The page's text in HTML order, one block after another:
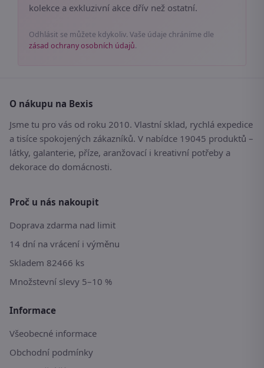
kolekce a exkluzivní akce dřív než ostatní.
Odhlásit se můžete kdykoliv. Vaše údaje chráníme dle
zásad ochrany osobních údajů.
O nákupu na Bexis
Jsme tu pro vás od roku 2010. Vlastní sklad, rychlá expedice
a tisíce spokojených zákazníků. V nabídce 19045 produktů –
látky, galanterie, příze, aranžovací i kreativní potřeby a
dekorace do domácnosti.
Proč u nás nakoupit
Doprava zdarma nad limit
14 dní na vrácení i výměnu
Skladem 82466 ks
Množstevní slevy 5–10 %
Informace
Všeobecné informace
Obchodní podmínky